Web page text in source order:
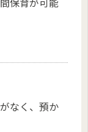
なく、預か